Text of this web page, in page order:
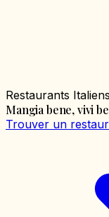
Restaurants
Mangia bene, vivi
Trouver un